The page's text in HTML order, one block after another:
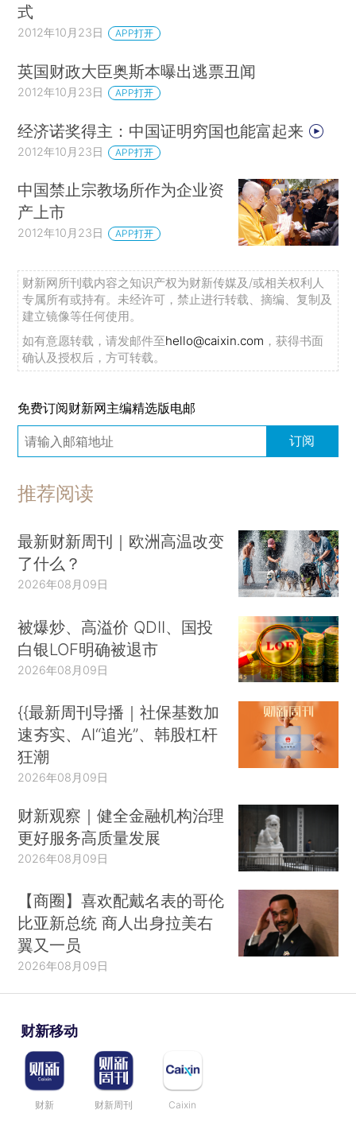
式
2012年10月23日 APP打开
英国财政大臣奥斯本曝出逃票丑闻
2012年10月23日 APP打开
经济诺奖得主：中国证明穷国也能富起来
2012年10月23日 APP打开
中国禁止宗教场所作为企业资
产上市
2012年10月23日 APP打开
财新网所刊载内容之知识产权为财新传媒及/或相关权利人
专属所有或持有。未经许可，禁止进行转载、摘编、复制及
建立镜像等任何使用。
如有意愿转载，请发邮件至hello@caixin.com ，获得书面
确认及授权后，方可转载。
免费订阅财新网主编精选版电邮
订阅
推荐阅读
最新财新周刊｜欧洲高温改变
了什么？
2026年08月09日
被爆炒、高溢价 QDII、国投
白银LOF明确被退市
2026年08月09日
{{最新周刊导播｜社保基数加
速夯实、AI“追光”、韩股杠杆
狂潮
2026年08月09日
财新观察｜健全金融机构治理
更好服务高质量发展
2026年08月09日
【商圈】喜欢配戴名表的哥伦
比亚新总统 商人出身拉美右
翼又一员
2026年08月09日
财新移动
财新 财新周刊 Caixin